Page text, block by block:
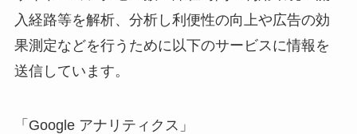
入経路等を解析、分析し利便性の向上や広告の効
果測定などを行うために以下のサービスに情報を
送信しています。
「Google アナリティクス」